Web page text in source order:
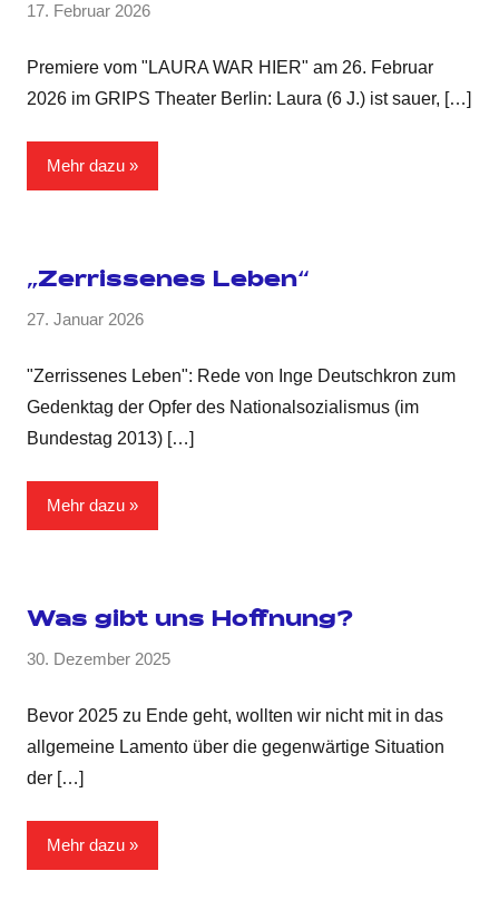
17. Februar 2026
Premiere vom "LAURA WAR HIER" am 26. Februar
2026 im GRIPS Theater Berlin: Laura (6 J.) ist sauer, […]
Mehr dazu
„Zerrissenes Leben“
27. Januar 2026
"Zerrissenes Leben": Rede von Inge Deutschkron zum
Gedenktag der Opfer des Nationalsozialismus (im
Bundestag 2013) […]
Mehr dazu
Was gibt uns Hoffnung?
30. Dezember 2025
Bevor 2025 zu Ende geht, wollten wir nicht mit in das
allgemeine Lamento über die gegenwärtige Situation
der […]
Mehr dazu